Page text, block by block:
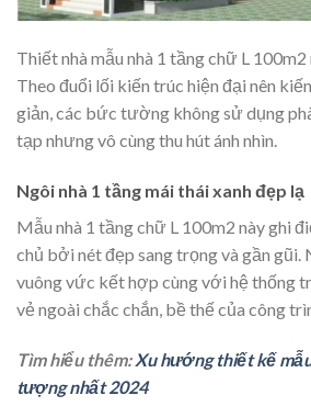
Thiết nhà mẫu nhà 1 tầng chữ L 100m2
Theo đuổi lối kiến trúc hiện đại nên
giản, các bức tường không sử dụng
tạp nhưng vô cùng thu hút ánh nhìn.
Ngôi nhà 1 tầng mái thái xanh đẹp lạ
Mẫu nhà 1 tầng chữ L 100m2 này ghi
chủ bởi nét đẹp sang trọng và gần gũi.
vuông vức kết hợp cùng với hệ thống
vẻ ngoài chắc chắn, bề thế của công
Tìm hiểu thêm: Xu hướng thiết kế
tượng nhất 2024